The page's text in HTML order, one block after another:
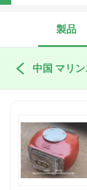
製品
中国 マリ